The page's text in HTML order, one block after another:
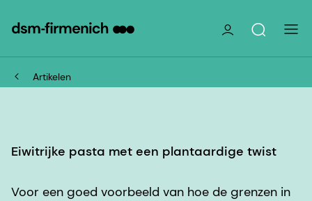
Artikelen
Eiwitrijke pasta met een plantaardige twist
Voor een goed voorbeeld van hoe de grenzen in